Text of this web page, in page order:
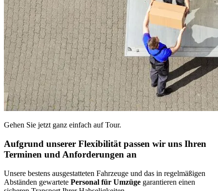
Gehen Sie jetzt ganz einfach auf Tour.
Aufgrund unserer Flexibilität passen wir uns Ihren
Terminen und Anforderungen an
Unsere bestens ausgestatteten Fahrzeuge und das in regelmäßigen
Abständen gewartete Personal für Umzüge garantieren einen